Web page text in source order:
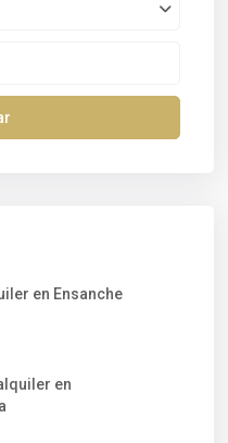
en Ensanche
en